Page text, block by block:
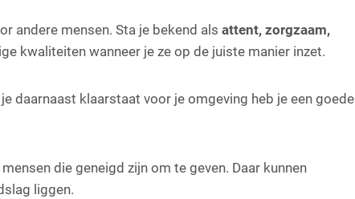
andere mensen. Sta je bekend als attent, zorgzaam,
kwaliteiten wanneer je ze op de juiste manier inzet.
daarnaast klaarstaat voor je omgeving heb je een goede
die geneigd zijn om te geven. Daar kunnen
liggen.